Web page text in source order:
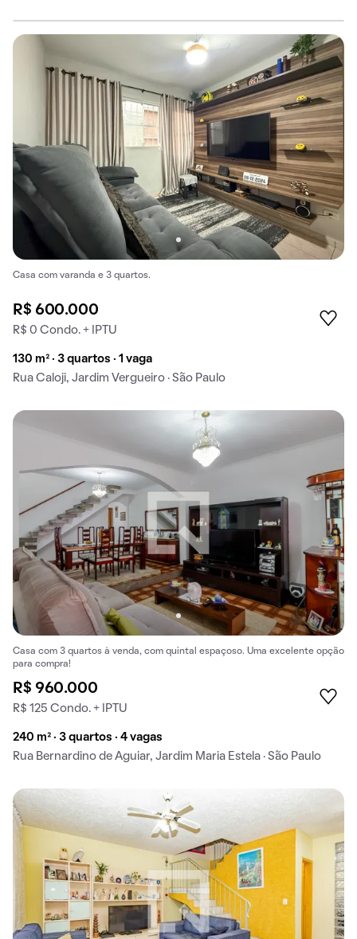
Casa com varanda e 3 quartos.
R$ 600.000
R$ 0 Condo. + IPTU
130 m² · 3 quartos · 1 vaga
Rua Caloji, Jardim Vergueiro · São Paulo
Casa com 3 quartos à venda, com quintal espaçoso. Uma excelente opção
para compra!
R$ 960.000
R$ 125 Condo. + IPTU
240 m² · 3 quartos · 4 vagas
Rua Bernardino de Aguiar, Jardim Maria Estela · São Paulo